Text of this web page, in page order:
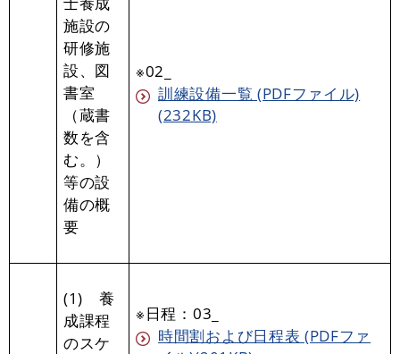
施設の
研修施
設、図
書室
（蔵書
数を含
む。）
等の設
備の概
要
※02_
訓練設備一覧 (PDFファイル)
(232KB)
(1) 養
成課程
のスケ
※日程：03_
時間割および日程表 (PDFファ